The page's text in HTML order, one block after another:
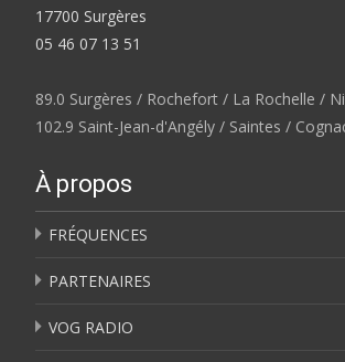
17700 Surgères
05 46 07 13 51
89.0 Surgères / Rochefort / La Rochelle /
102.9 Saint-Jean-d'Angély / Saintes /
À propos
FRÉQUENCES
PARTENAIRES
VOG RADIO